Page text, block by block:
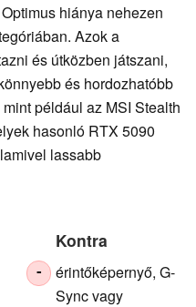
hiánya nehezen
Azok a
és útközben játszani,
és hordozhatóbb
például az MSI Stealth
hasonló RTX 5090
lassabb
Kontra
-
érintőképernyő, G-
Sync vagy